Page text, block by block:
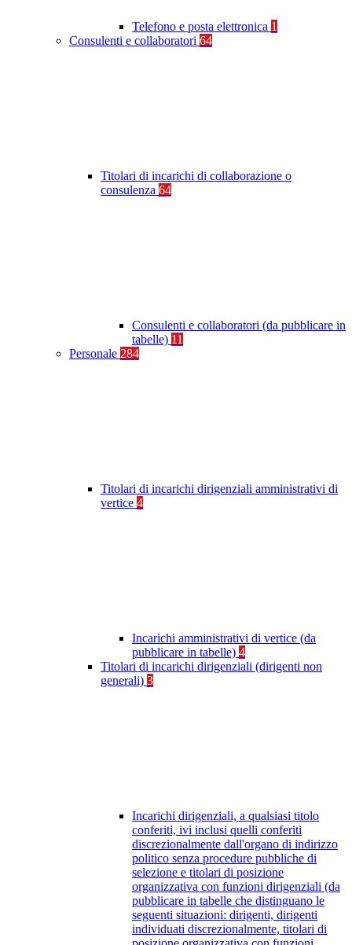
Telefono e posta elettronica 1
Consulenti e collaboratori 64
Titolari di incarichi di collaborazione o
consulenza 64
Consulenti e collaboratori (da pubblicare in
tabelle) 11
Personale 284
Titolari di incarichi dirigenziali amministrativi di
vertice 4
Incarichi amministrativi di vertice (da
pubblicare in tabelle) 4
Titolari di incarichi dirigenziali (dirigenti non
generali) 3
Incarichi dirigenziali, a qualsiasi titolo
conferiti, ivi inclusi quelli conferiti
discrezionalmente dall'organo di indirizzo
politico senza procedure pubbliche di
selezione e titolari di posizione
organizzativa con funzioni dirigenziali (da
pubblicare in tabelle che distinguano le
seguenti situazioni: dirigenti, dirigenti
individuati discrezionalmente, titolari di